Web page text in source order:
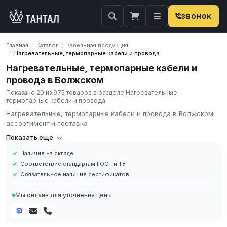
ЗВОНОК
Главная / Каталог / Кабельная продукция
/ Нагревательные, термопарные кабели и провода
Нагревательные, термопарные кабели и
провода в Волжском
Показано 20 из 975 товаров в разделе Нагревательные,
термопарные кабели и провода
Нагревательные, термопарные кабели и провода в Волжском:
ассортимент и поставка
Компания «Тантал» предлагает Нагревательные, термопарные
розничные поставки металлопроката и промышленных
материалов по всей России.
В нашем каталоге представлен широкий ассортимент
марок, размеров и типов. Все изделия соответствуют
требованиям ГОСТ и ТУ, имеют сертификаты качества.
Показать еще
Наличие на складе
Соответствие стандартам ГОСТ и ТУ
Обязательное наличие сертификатов
Мы онлайн для уточнения цены